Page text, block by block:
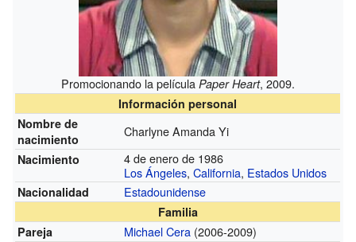
Promocionando la película Paper Heart, 2009.
Información personal
Nombre de
nacimiento
Charlyne Amanda Yi
Nacimiento
4 de enero de 1986
Los Ángeles,California, Estados Unidos
Nacionalidad Estadounidense
Familia
Pareja
Michael Cera (2006-2009)